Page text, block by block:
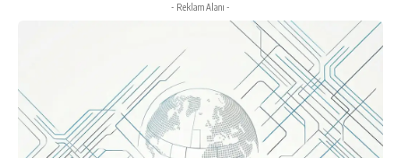
- Reklam Alanı -